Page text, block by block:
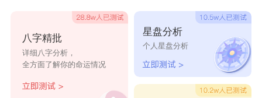
八字精批
详细八字分析，
全方面了解你的命运情况
星盘分析
个人星盘分析